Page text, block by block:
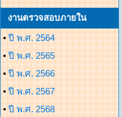
งานตรวจสอบภายใน
• ปี พ.ศ. 2564
• ปี พ.ศ. 2565
• ปี พ.ศ. 2566
• ปี พ.ศ. 2567
• ปี พ.ศ. 2568